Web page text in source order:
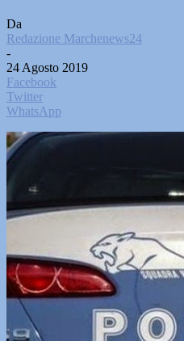
Da
Redazione Marchenews24
-
24 Agosto 2019
Facebook
Twitter
WhatsApp